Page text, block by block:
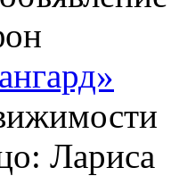
Лариса